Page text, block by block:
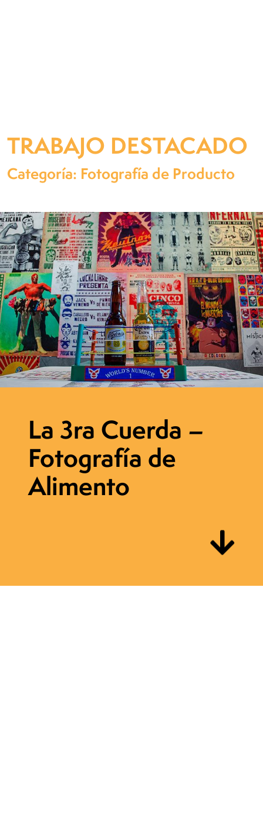
TRABAJO DESTACADO
Categoría: Fotografía de Producto
La 3ra Cuerda –
Fotografía de
Alimento